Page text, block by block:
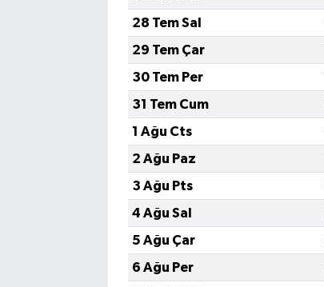
28 Tem Sal
29 Tem Çar
30 Tem Per
31 Tem Cum
1 Ağu Cts
2 Ağu Paz
3 Ağu Pts
4 Ağu Sal
5 Ağu Çar
6 Ağu Per